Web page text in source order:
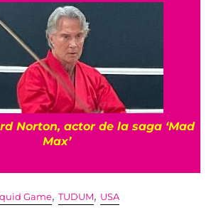
Norton, actor de la saga ‘Mad
Max’
Game,TUDUM, USA